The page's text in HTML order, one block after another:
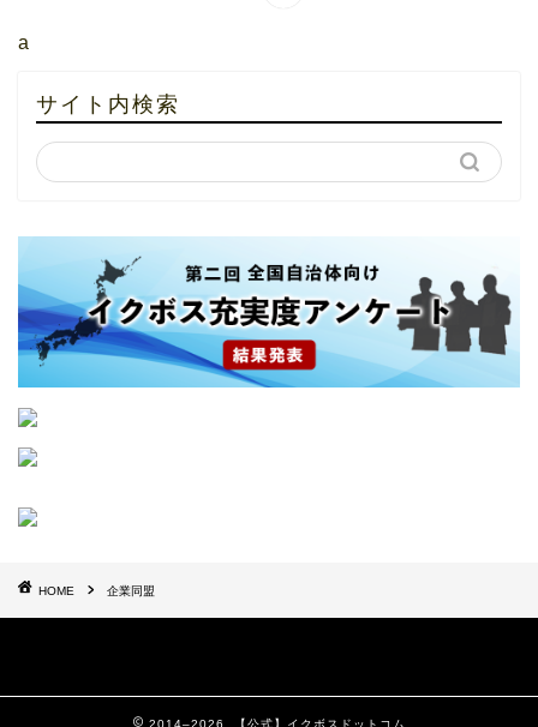
a
サイト内検索
HOME 企業同盟
2014–2026 【公式】イクボスドットコム